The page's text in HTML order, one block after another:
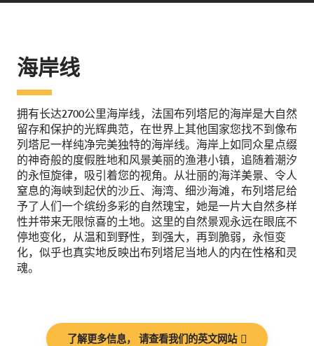
海岸线
拥有长达2700公里海岸线，法国布列塔尼的海岸是大自然
留存和保护的光辉典范，在世界上其他国家您找不到像布
列塔尼一样纯净完美独特的海岸线。海岸上如同众星点缀
的神奇般的度假胜地和风景美丽的渔港小镇，追随着潮汐
的永恒旋律，吸引着您的视角。从壮丽的海洋美景、令人
窒息的海峡到起伏的沙丘、海湾、细沙海滩，布列塔尼给
予了人们一个缤纷多彩的自然瑰宝，她是一片大自然多样
性并带来无限惊喜的土地。这里的自然景观永远在眼底不
停地变化，从温和到野性，到强大，再到脆弱，永恒变
化，似乎也真实地反映出布列塔尼当地人的内在性格和灵
魂。
了解更多信息， 请查看我们的英文网站